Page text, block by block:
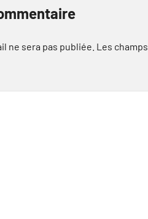
ne sera pas publiée. Les